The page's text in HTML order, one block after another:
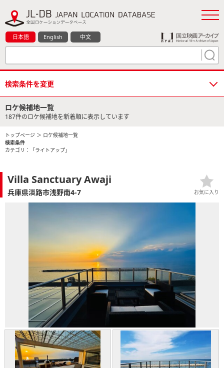
日本語 English 中文
検索条件を変更
ロケ候補地一覧
187件のロケ候補地を新着順に表示しています
トップページ ＞ ロケ候補地一覧
検索条件
カテゴリ：「ライトアップ」
Villa Sanctuary Awaji
兵庫県淡路市浅野南4-7 お気に入り